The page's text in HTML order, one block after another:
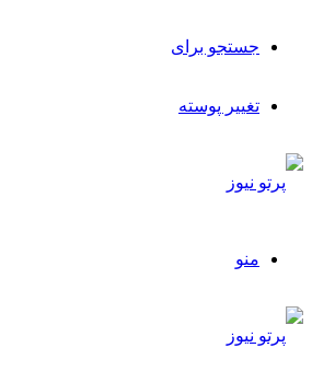
جستجو برای
تغییر پوسته
منو